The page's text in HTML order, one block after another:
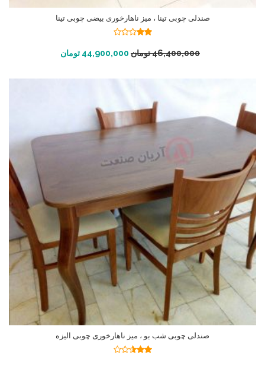
صندلی چوبی تینا ، میز ناهارخوری بیضی چوبی تینا
از 5 46,400,000تومان 44,900,000 تومان افزودن به سبد خرید
صندلی چوبی شب بو ، میز ناهارخوری چوبی الیزه
اطلاعات بیشتر